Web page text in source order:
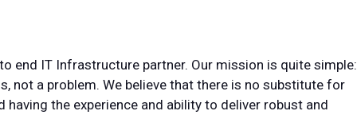
end IT Infrastructure partner. Our mission is quite simple:
not a problem. We believe that there is no substitute for
the experience and ability to deliver robust and